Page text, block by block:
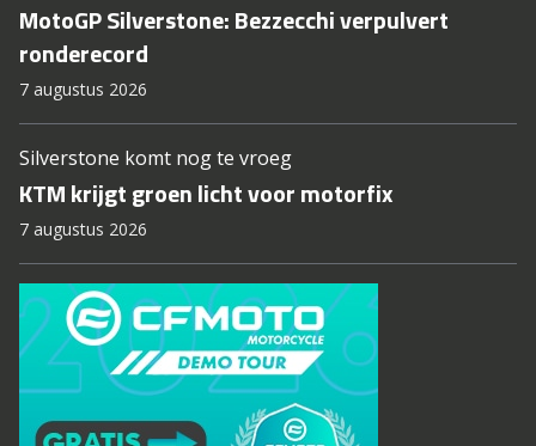
MotoGP Silverstone: Bezzecchi verpulvert
ronderecord
7 augustus 2026
Silverstone komt nog te vroeg
KTM krijgt groen licht voor motorfix
7 augustus 2026